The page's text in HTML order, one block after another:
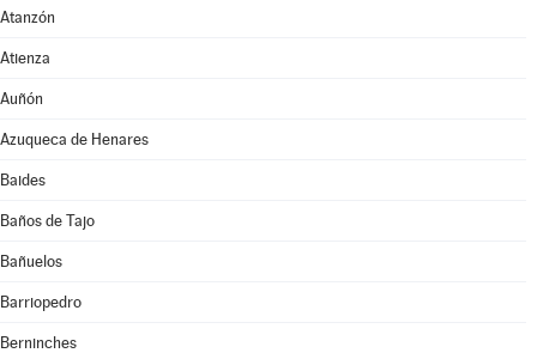
Atanzón
Atienza
Auñón
Azuqueca de Henares
Baides
Baños de Tajo
Bañuelos
Barriopedro
Berninches